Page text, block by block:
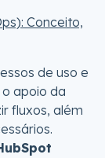
Conceito,
de uso e
apoio da
fluxos, além